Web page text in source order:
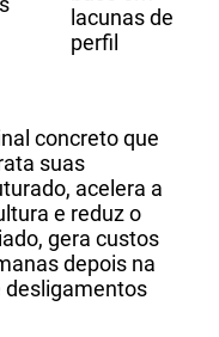
lacunas de
perfil
concreto que
suas
acelera a
e reduz o
gera custos
depois na
desligamentos